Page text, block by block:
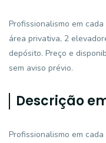
Profissionalismo em
área privativa, 2
depósito. Preço e
sem aviso prévio.
Descrição
Profissionalismo em